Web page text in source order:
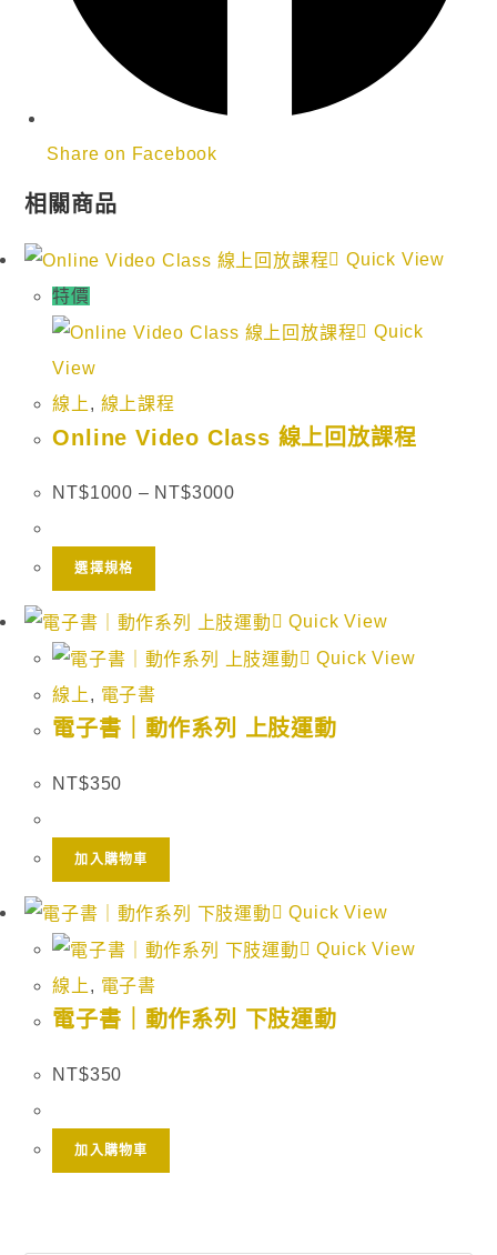
Share on Facebook
相關商品
Quick View
特價
Quick
View
線上 , 線上課程
Online Video Class 線上回放課程
NT$1000 – NT$3000
選擇規格
Quick View
Quick View
線上 , 電子書
電子書｜動作系列 上肢運動
NT$350
加入購物車
Quick View
Quick View
線上 , 電子書
電子書｜動作系列 下肢運動
NT$350
加入購物車